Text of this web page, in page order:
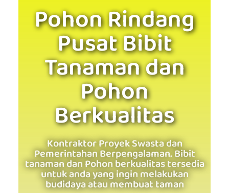
Pohon Rindang
Pusat Bibit
Tanaman dan
Pohon
Berkualitas
Kontraktor Proyek Swasta dan
Pemerintahan Berpengalaman. Bibit
tanaman dan Pohon berkualitas tersedia
untuk anda yang ingin melakukan
budidaya atau membuat taman